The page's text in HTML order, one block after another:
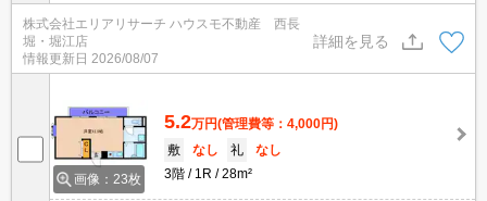
株式会社エリアリサーチ ハウスモ不動産 西長
堀・堀江店
情報更新日 2026/08/07
詳細を見る
画像：23枚
5.2万円(管理費等：4,000円)
敷
なし 礼
なし
3階
1R 28m²